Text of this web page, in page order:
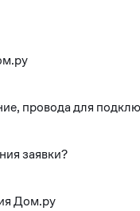
провода для
заявки?
Дом.ру